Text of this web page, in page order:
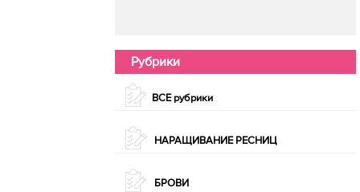
Рубрики
ВСЕ рубрики
НАРАЩИВАНИЕ РЕСНИЦ
БРОВИ